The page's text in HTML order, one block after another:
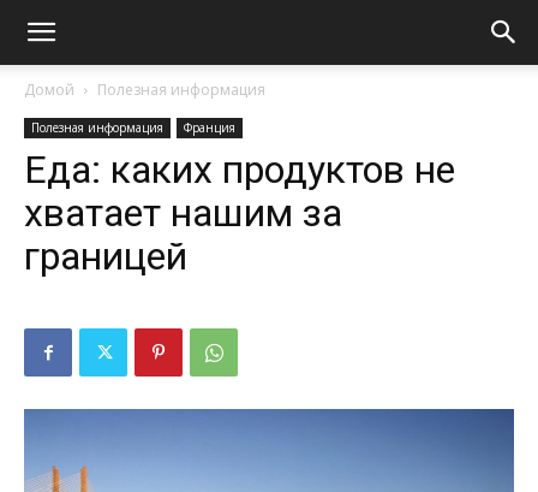
Домой Полезная информация
Полезная информация Франция
Еда: каких продуктов не
хватает нашим за
границей